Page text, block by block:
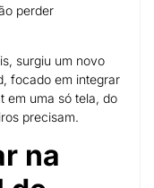
perder
surgiu um novo
focado em integrar
em uma só tela, do
precisam.
na